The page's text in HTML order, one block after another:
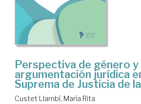
Perspectiva de género y
argumentación jurídica
Suprema de Justicia de
Custet Llambí, María Rita